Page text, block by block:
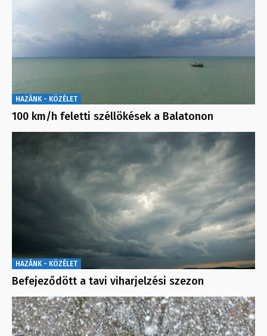
HAZÁNK - KÖZÉLET
100 km/h feletti széllökések a Balatonon
HAZÁNK - KÖZÉLET
Befejeződött a tavi viharjelzési szezon